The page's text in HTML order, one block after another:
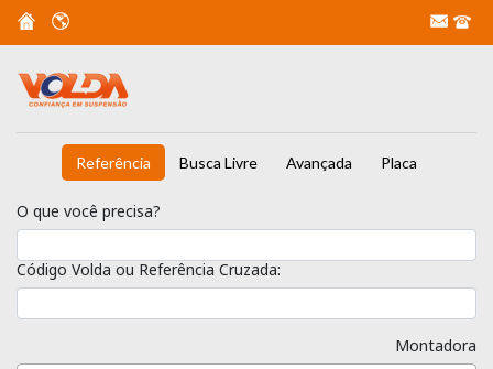
Referência Busca Livre Avançada Placa
O que você precisa?
Código Volda ou Referência Cruzada:
Montadora